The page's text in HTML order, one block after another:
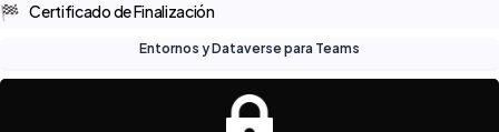
🏁 Certificado de Finalización
Entornos y Dataverse para Teams